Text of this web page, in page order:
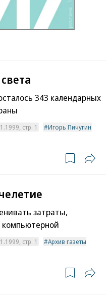
343 календарных
стр. 1
Игорь Пичугин
затраты,
стр. 1
Архив газеты